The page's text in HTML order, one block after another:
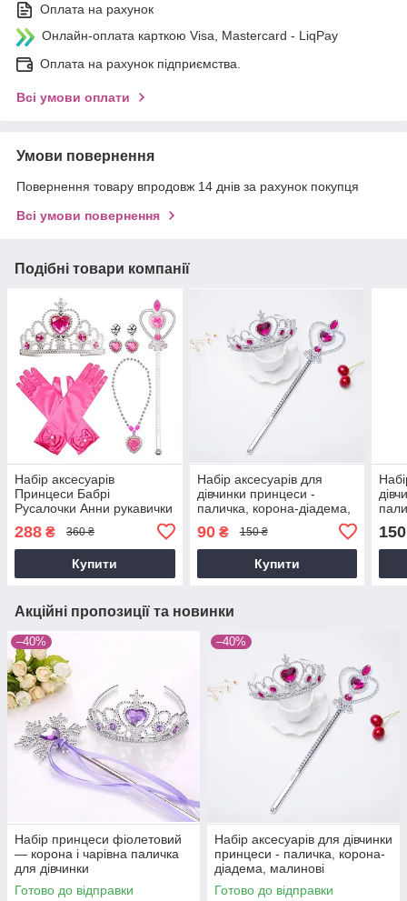
Оплата на рахунок
Онлайн-оплата карткою Visa, Mastercard - LiqPay
Оплата на рахунок підприємства.
Всі умови оплати
Умови повернення
Повернення товару впродовж 14 днів за рахунок покупця
Всі умови повернення
Подібні товари компанії
Набір аксесуарів
Принцеси Бабрі
Русалочки Анни рукавички
кліпси рожеві
288 ₴ 360 ₴
Купити
Набір аксесуарів для
дівчинки принцеси -
паличка, корона-діадема,
90₴ 150 ₴
Купити
150
Акційні пропозиції та новинки
–40%
Набір принцеси фіолетовий
— корона і чарівна паличка
для дівчинки
Готово до відправки
–40%
Набір аксесуарів для дівчинки
принцеси - паличка, корона-
діадема, малинові
Готово до відправки